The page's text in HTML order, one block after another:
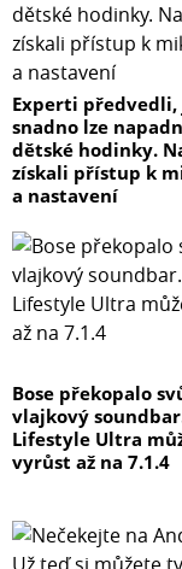
Experti předvedli,
snadno lze
dětské hodinky.
získali přístup k
a nastavení
Bose překopalo
vlajkový
Lifestyle Ultra
vyrůst až na 7.1.4